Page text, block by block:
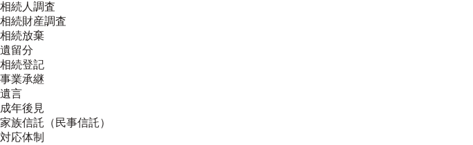
相続人調査
相続財産調査
相続放棄
遺留分
相続登記
事業承継
遺言
成年後見
家族信託（民事信託）
対応体制